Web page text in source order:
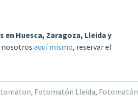
Huesca, Zaragoza, Lleida y
nosotros aquí mismo, reservar el
, Fotomatón Lleida, Fotomatón